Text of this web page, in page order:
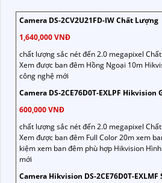
Camera DS-2CV2U21FD-IW Chất Lượng
1,640,000 VNĐ
chất lượng sắc nét đến 2.0 megapixel
Xem được ban đêm Hồng Ngoại 10m
công nghệ mới
Camera DS-2CE76D0T-EXLPF Hikvision
600,000 VNĐ
chất lượng sắc nét đến 2.0 megapixel
Xem được ban đêm Full Color 20m xem
kiệm xem ban đêm phù hợp Hikvision
mới
Camera Hikvision DS-2CE76D0T-EXLMF